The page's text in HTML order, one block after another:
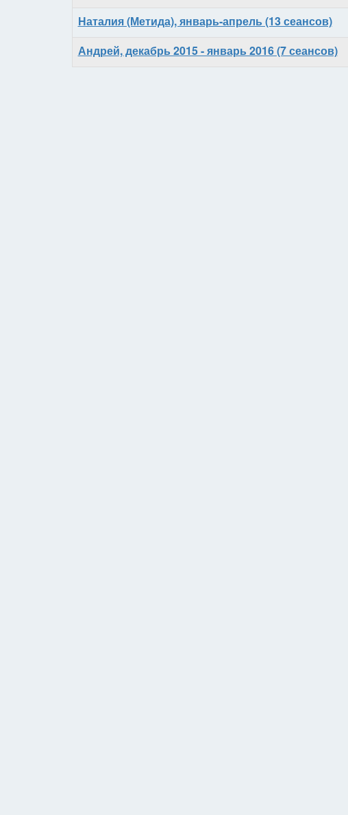
Наталия (Метида), январь-апрель (13 сеансов)
Андрей, декабрь 2015 - январь 2016 (7 сеансов)